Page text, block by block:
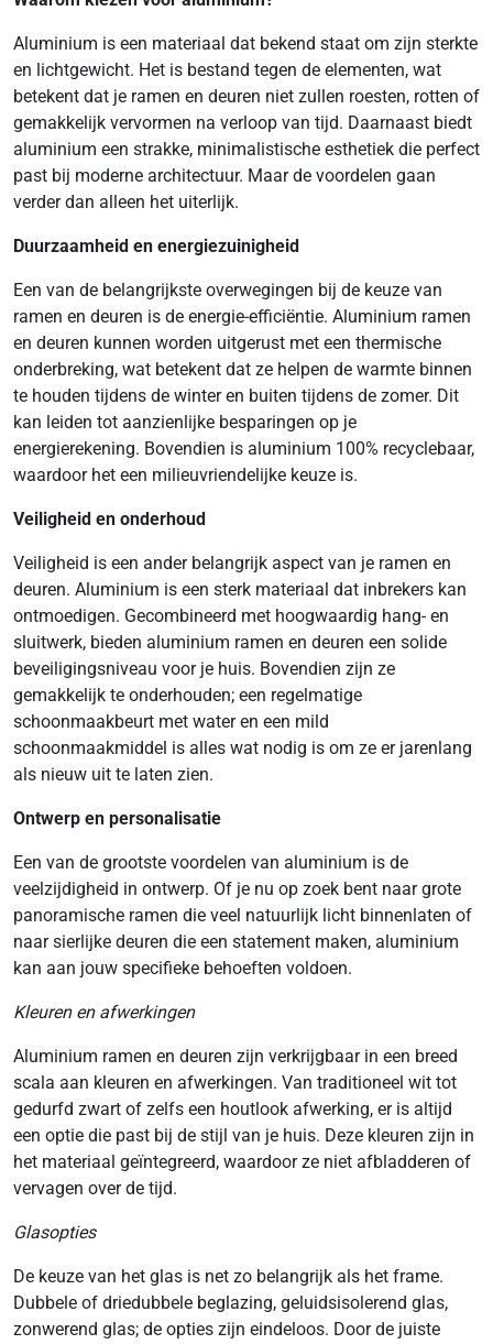
Aluminium is een materiaal dat bekend staat om zijn sterkte
en lichtgewicht. Het is bestand tegen de elementen, wat
betekent dat je ramen en deuren niet zullen roesten, rotten of
gemakkelijk vervormen na verloop van tijd. Daarnaast biedt
aluminium een strakke, minimalistische esthetiek die perfect
past bij moderne architectuur. Maar de voordelen gaan
verder dan alleen het uiterlijk.
Duurzaamheid en energiezuinigheid
Een van de belangrijkste overwegingen bij de keuze van
ramen en deuren is de energie-efficiëntie. Aluminium ramen
en deuren kunnen worden uitgerust met een thermische
onderbreking, wat betekent dat ze helpen de warmte binnen
te houden tijdens de winter en buiten tijdens de zomer. Dit
kan leiden tot aanzienlijke besparingen op je
energierekening. Bovendien is aluminium 100% recyclebaar,
waardoor het een milieuvriendelijke keuze is.
Veiligheid en onderhoud
Veiligheid is een ander belangrijk aspect van je ramen en
deuren. Aluminium is een sterk materiaal dat inbrekers kan
ontmoedigen. Gecombineerd met hoogwaardig hang- en
sluitwerk, bieden aluminium ramen en deuren een solide
beveiligingsniveau voor je huis. Bovendien zijn ze
gemakkelijk te onderhouden; een regelmatige
schoonmaakbeurt met water en een mild
schoonmaakmiddel is alles wat nodig is om ze er jarenlang
als nieuw uit te laten zien.
Ontwerp en personalisatie
Een van de grootste voordelen van aluminium is de
veelzijdigheid in ontwerp. Of je nu op zoek bent naar grote
panoramische ramen die veel natuurlijk licht binnenlaten of
naar sierlijke deuren die een statement maken, aluminium
kan aan jouw specifieke behoeften voldoen.
Kleuren en afwerkingen
Aluminium ramen en deuren zijn verkrijgbaar in een breed
scala aan kleuren en afwerkingen. Van traditioneel wit tot
gedurfd zwart of zelfs een houtlook afwerking, er is altijd
een optie die past bij de stijl van je huis. Deze kleuren zijn in
het materiaal geïntegreerd, waardoor ze niet afbladderen of
vervagen over de tijd.
Glasopties
De keuze van het glas is net zo belangrijk als het frame.
Dubbele of driedubbele beglazing, geluidsisolerend glas,
zonwerend glas; de opties zijn eindeloos. Door de juiste